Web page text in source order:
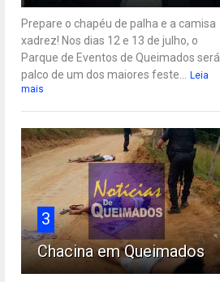
Prepare o chapéu de palha e a camisa
xadrez! Nos dias 12 e 13 de julho, o
Parque de Eventos de Queimados será
palco de um dos maiores feste...
Leia
mais
3
Chacina em Queimados